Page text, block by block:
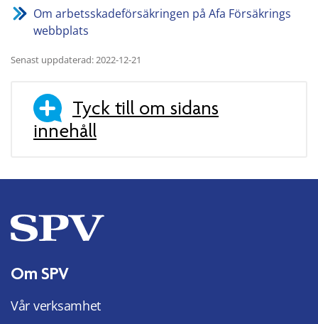
Om arbetsskadeförsäkringen på Afa Försäkrings
webbplats
Senast uppdaterad: 2022-12-21
Tyck till om sidans
innehåll
Om SPV
Vår verksamhet